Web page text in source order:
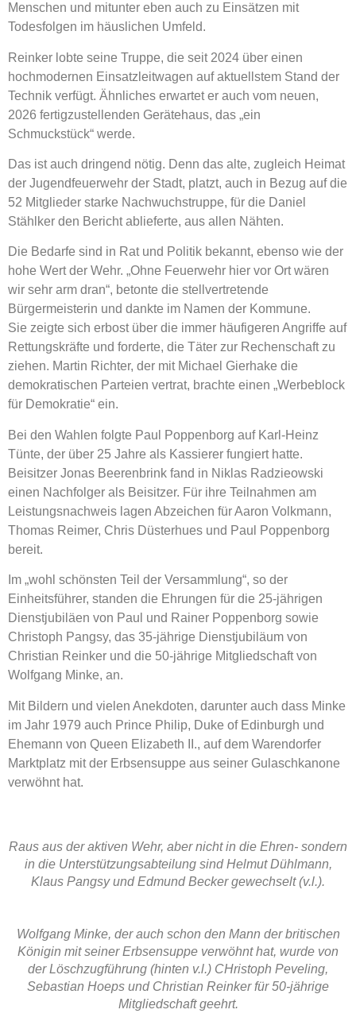
Menschen und mitunter eben auch zu Einsätzen mit
Todesfolgen im häuslichen Umfeld.
Reinker lobte seine Truppe, die seit 2024 über einen
hochmodernen Einsatzleitwagen auf aktuellstem Stand der
Technik verfügt. Ähnliches erwartet er auch vom neuen,
2026 fertigzustellenden Gerätehaus, das „ein
Schmuckstück“ werde.
Das ist auch dringend nötig. Denn das alte, zugleich Heimat
der Jugendfeuerwehr der Stadt, platzt, auch in Bezug auf die
52 Mitglieder starke Nachwuchstruppe, für die Daniel
Stählker den Bericht ablieferte, aus allen Nähten.
Die Bedarfe sind in Rat und Politik bekannt, ebenso wie der
hohe Wert der Wehr. „Ohne Feuerwehr hier vor Ort wären
wir sehr arm dran“, betonte die stellvertretende
Bürgermeisterin und dankte im Namen der Kommune.
Sie zeigte sich erbost über die immer häufigeren Angriffe auf
Rettungskräfte und forderte, die Täter zur Rechenschaft zu
ziehen. Martin Richter, der mit Michael Gierhake die
demokratischen Parteien vertrat, brachte einen „Werbeblock
für Demokratie“ ein.
Bei den Wahlen folgte Paul Poppenborg auf Karl-Heinz
Tünte, der über 25 Jahre als Kassierer fungiert hatte.
Beisitzer Jonas Beerenbrink fand in Niklas Radzieowski
einen Nachfolger als Beisitzer. Für ihre Teilnahmen am
Leistungsnachweis lagen Abzeichen für Aaron Volkmann,
Thomas Reimer, Chris Düsterhues und Paul Poppenborg
bereit.
Im „wohl schönsten Teil der Versammlung“, so der
Einheitsführer, standen die Ehrungen für die 25-jährigen
Dienstjubiläen von Paul und Rainer Poppenborg sowie
Christoph Pangsy, das 35-jährige Dienstjubiläum von
Christian Reinker und die 50-jährige Mitgliedschaft von
Wolfgang Minke, an.
Mit Bildern und vielen Anekdoten, darunter auch dass Minke
im Jahr 1979 auch Prince Philip, Duke of Edinburgh und
Ehemann von Queen Elizabeth II., auf dem Warendorfer
Marktplatz mit der Erbsensuppe aus seiner Gulaschkanone
verwöhnt hat.
Raus aus der aktiven Wehr, aber nicht in die Ehren- sondern
in die Unterstützungsabteilung sind Helmut Dühlmann,
Klaus Pangsy und Edmund Becker gewechselt (v.l.).
Wolfgang Minke, der auch schon den Mann der britischen
Königin mit seiner Erbsensuppe verwöhnt hat, wurde von
der Löschzugführung (hinten v.l.) CHristoph Peveling,
Sebastian Hoeps und Christian Reinker für 50-jährige
Mitgliedschaft geehrt.